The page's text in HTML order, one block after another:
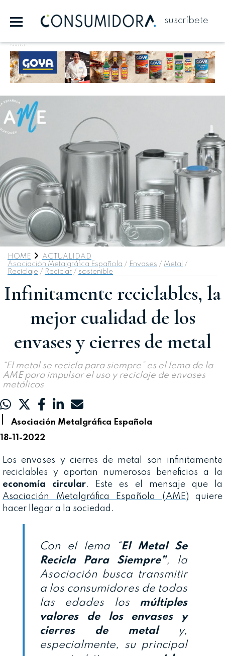
suscríbete
Publicidad
HOME
ACTUALIDAD
Asociación Metalgráfica Española / Envases / Metal
/
Reciclaje / Reciclar / sostenible
Infinitamente reciclables, la
mejor cualidad de los
envases y cierres de metal
“El metal se recicla para siempre” es el lema de la
AME para impulsar el uso y reciclaje de envases
metálicos
Asociación Metalgráfica Española
18-11-2022
Los envases y cierres de metal son infinitamente
reciclables y aportan numerosos beneficios a la
economía circular. Este es el mensaje que la
Asociación Metalgráfica Española (AME) quiere
hacer llegar a la sociedad.
Con el lema “El Metal Se
Recicla Para Siempre”, la
Asociación busca transmitir
a los consumidores de todas
las edades los múltiples
valores de los envases y
cierres de metaly,
especialmente, su principal